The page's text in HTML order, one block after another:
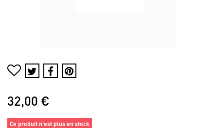
32,00 €
Ce produit n'est plus en stock